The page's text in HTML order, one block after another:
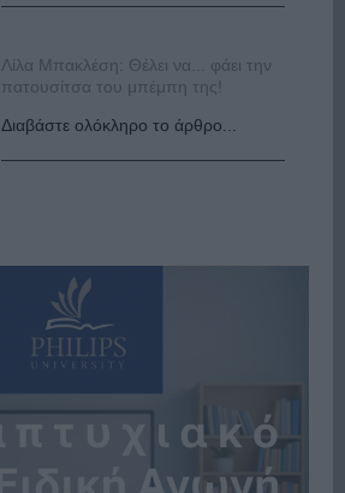
Λίλα Μπακλέση: Θέλει να... φάει την
πατουσίτσα του μπέμπη της!
Διαβάστε ολόκληρο το άρθρο...